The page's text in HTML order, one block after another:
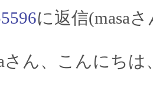
に返信(masa
さん、こんにちは